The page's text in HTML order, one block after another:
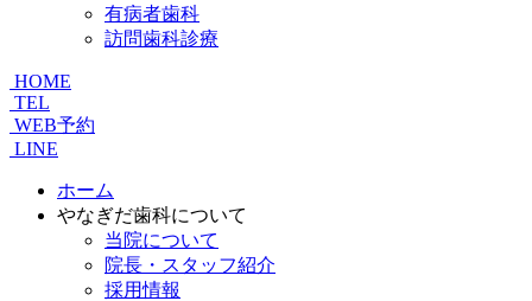
有病者歯科
訪問歯科診療
HOME
TEL
WEB予約
LINE
ホーム
やなぎだ歯科について
当院について
院長・スタッフ紹介
採用情報